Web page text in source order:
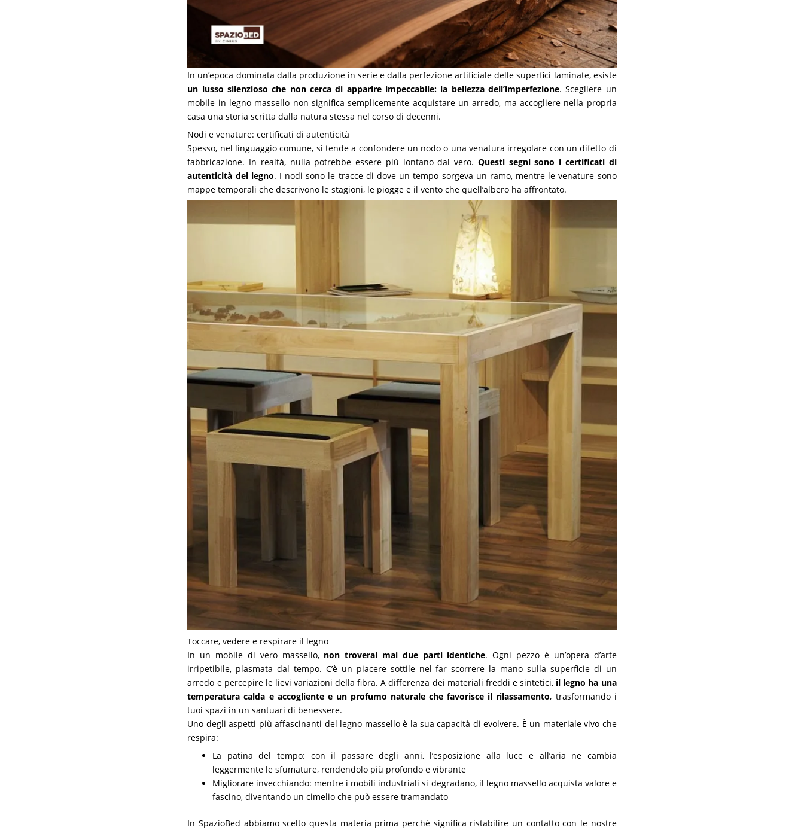
In un’epoca dominata dalla produzione in serie e dalla perfezione artificiale delle superfici laminate, esiste
un lusso silenzioso che non cerca di apparire impeccabile: la bellezza dell’imperfezione. Scegliere un
mobile in legno massello non significa semplicemente acquistare un arredo, ma accogliere nella propria
casa una storia scritta dalla natura stessa nel corso di decenni.
Nodi e venature: certificati di autenticità
Spesso, nel linguaggio comune, si tende a confondere un nodo o una venatura irregolare con un difetto di
fabbricazione. In realtà, nulla potrebbe essere più lontano dal vero. Questi segni sono i certificati di
autenticità del legno. I nodi sono le tracce di dove un tempo sorgeva un ramo, mentre le venature sono
mappe temporali che descrivono le stagioni, le piogge e il vento che quell’albero ha affrontato.
Toccare, vedere e respirare il legno
In un mobile di vero massello, non troverai mai due parti identiche. Ogni pezzo è un’opera d’arte
irripetibile, plasmata dal tempo. C’è un piacere sottile nel far scorrere la mano sulla superficie di un
arredo e percepire le lievi variazioni della fibra. A differenza dei materiali freddi e sintetici, il legno ha una
temperatura calda e accogliente e un profumo naturale che favorisce il rilassamento, trasformando i
tuoi spazi in un santuari di benessere.
Uno degli aspetti più affascinanti del legno massello è la sua capacità di evolvere. È un materiale vivo che
respira:
La patina del tempo: con il passare degli anni, l’esposizione alla luce e all’aria ne cambia
leggermente le sfumature, rendendolo più profondo e vibrante
Migliorare invecchiando: mentre i mobili industriali si degradano, il legno massello acquista valore e
fascino, diventando un cimelio che può essere tramandato
In SpazioBed abbiamo scelto questa materia prima perché significa ristabilire un contatto con le nostre